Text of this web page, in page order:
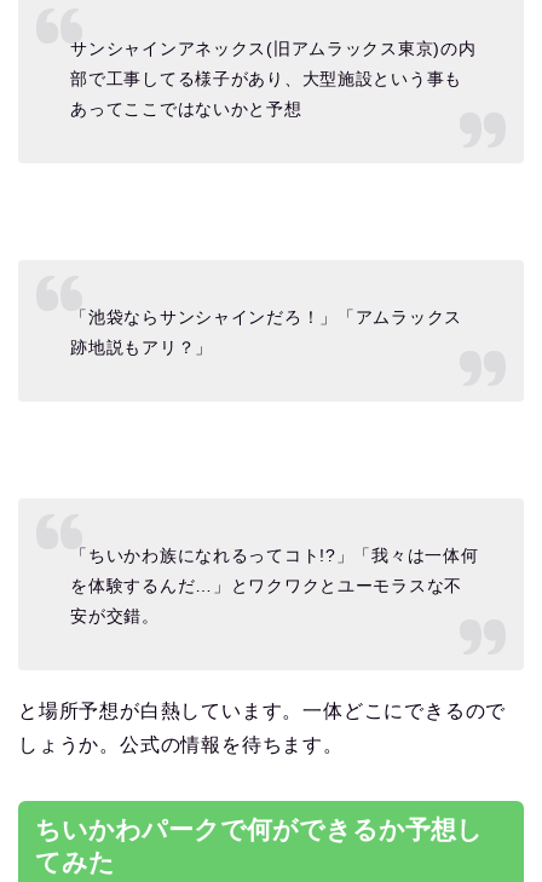
サンシャインアネックス(旧アムラックス東京)の内
部で工事してる様子があり、大型施設という事も
あってここではないかと予想
「池袋ならサンシャインだろ！」「アムラックス
跡地説もアリ？」
「ちいかわ族になれるってコト!?」「我々は一体何
を体験するんだ…」とワクワクとユーモラスな不
安が交錯。
と場所予想が白熱しています。一体どこにできるので
しょうか。公式の情報を待ちます。
ちいかわパークで何ができるか予想し
てみた